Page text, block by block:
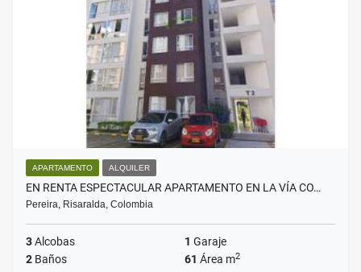
APARTAMENTO ALQUILER
EN RENTA ESPECTACULAR APARTAMENTO EN LA VÍA CO…
Pereira, Risaralda, Colombia
3Alcobas 1 Garaje
2 Baños 61 Área m2